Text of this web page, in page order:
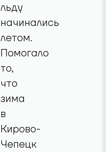
льду
начинались
летом.
Помогало
то,
что
зима
в
Кирово-
Чепецк